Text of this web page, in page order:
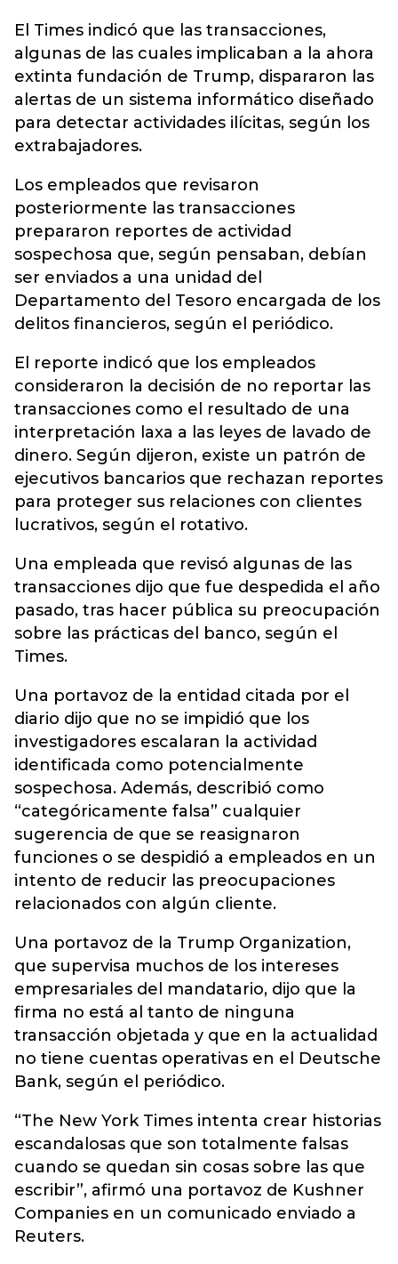
El Times indicó que las transacciones,
algunas de las cuales implicaban a la ahora
extinta fundación de Trump, dispararon las
alertas de un sistema informático diseñado
para detectar actividades ilícitas, según los
extrabajadores.
Los empleados que revisaron
posteriormente las transacciones
prepararon reportes de actividad
sospechosa que, según pensaban, debían
ser enviados a una unidad del
Departamento del Tesoro encargada de los
delitos financieros, según el periódico.
El reporte indicó que los empleados
consideraron la decisión de no reportar las
transacciones como el resultado de una
interpretación laxa a las leyes de lavado de
dinero. Según dijeron, existe un patrón de
ejecutivos bancarios que rechazan reportes
para proteger sus relaciones con clientes
lucrativos, según el rotativo.
Una empleada que revisó algunas de las
transacciones dijo que fue despedida el año
pasado, tras hacer pública su preocupación
sobre las prácticas del banco, según el
Times.
Una portavoz de la entidad citada por el
diario dijo que no se impidió que los
investigadores escalaran la actividad
identificada como potencialmente
sospechosa. Además, describió como
“categóricamente falsa” cualquier
sugerencia de que se reasignaron
funciones o se despidió a empleados en un
intento de reducir las preocupaciones
relacionados con algún cliente.
Una portavoz de la Trump Organization,
que supervisa muchos de los intereses
empresariales del mandatario, dijo que la
firma no está al tanto de ninguna
transacción objetada y que en la actualidad
no tiene cuentas operativas en el Deutsche
Bank, según el periódico.
“The New York Times intenta crear historias
escandalosas que son totalmente falsas
cuando se quedan sin cosas sobre las que
escribir”, afirmó una portavoz de Kushner
Companies en un comunicado enviado a
Reuters.